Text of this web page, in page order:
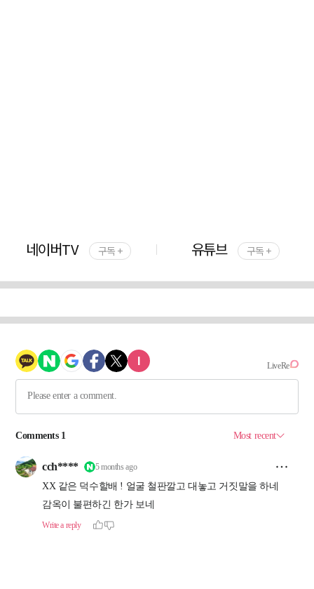
네이버TV 구독 + 유튜브 구독 +